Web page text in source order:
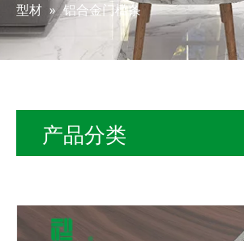
型材 » 铝合金门槛条
产品分类